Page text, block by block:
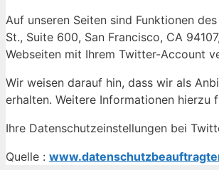
Auf unseren Seiten sind Funktionen
St., Suite 600, San Francisco, CA
Webseiten mit Ihrem Twitter-Account
Wir weisen darauf hin, dass wir als
erhalten. Weitere Informationen
Ihre Datenschutzeinstellungen bei
Quelle :